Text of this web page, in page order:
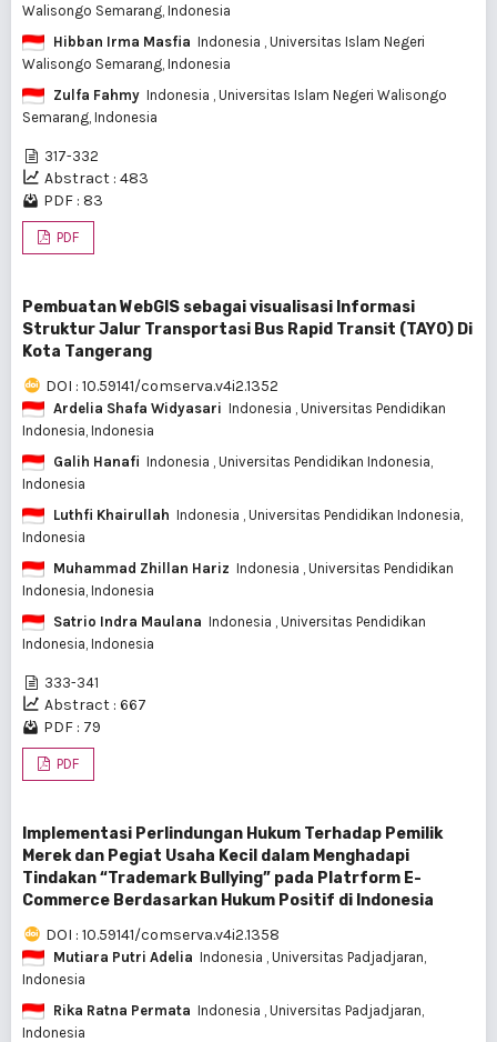
Walisongo Semarang, Indonesia
Hibban Irma Masfia Indonesia , Universitas Islam Negeri
Walisongo Semarang, Indonesia
Zulfa Fahmy Indonesia , Universitas Islam Negeri Walisongo
Semarang, Indonesia
317-332
Abstract : 483
PDF : 83
PDF
Pembuatan WebGIS sebagai visualisasi Informasi
Struktur Jalur Transportasi Bus Rapid Transit (TAYO) Di
Kota Tangerang
DOI : 10.59141/comserva.v4i2.1352
Ardelia Shafa Widyasari Indonesia , Universitas Pendidikan
Indonesia, Indonesia
Galih Hanafi Indonesia , Universitas Pendidikan Indonesia,
Indonesia
Luthfi Khairullah Indonesia , Universitas Pendidikan Indonesia,
Indonesia
Muhammad Zhillan Hariz Indonesia , Universitas Pendidikan
Indonesia, Indonesia
Satrio Indra Maulana Indonesia , Universitas Pendidikan
Indonesia, Indonesia
333-341
Abstract : 667
PDF : 79
PDF
Implementasi Perlindungan Hukum Terhadap Pemilik
Merek dan Pegiat Usaha Kecil dalam Menghadapi
Tindakan “Trademark Bullying” pada Platrform E-
Commerce Berdasarkan Hukum Positif di Indonesia
DOI : 10.59141/comserva.v4i2.1358
Mutiara Putri Adelia Indonesia , Universitas Padjadjaran,
Indonesia
Rika Ratna Permata Indonesia , Universitas Padjadjaran,
Indonesia